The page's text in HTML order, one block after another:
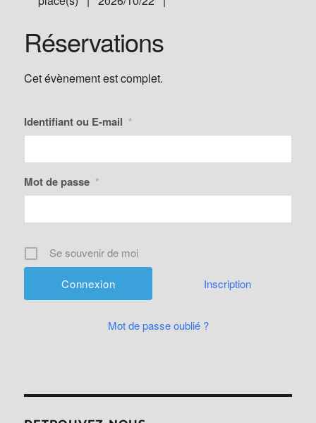
Réservations
Cet évènement est complet.
Identifiant ou E-mail *
Mot de passe *
Se souvenir de moi
Inscription
Mot de passe oublié ?